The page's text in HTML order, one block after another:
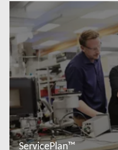
Saiba mais
ServicePlan™